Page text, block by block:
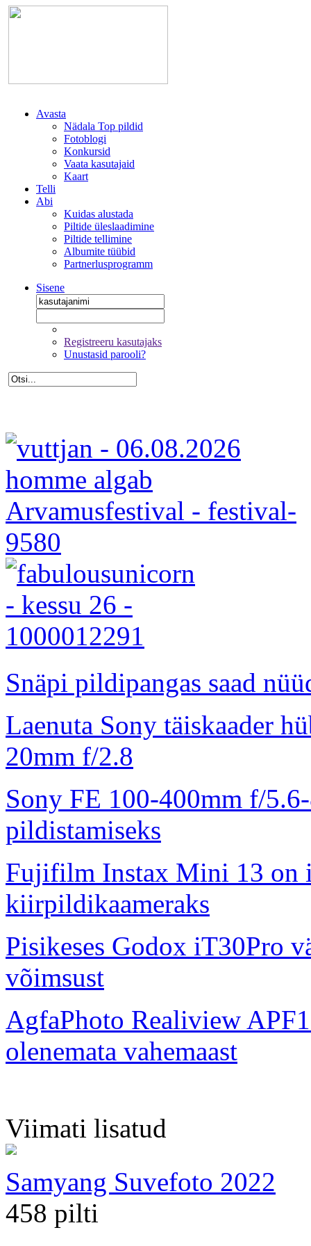
Avasta
Nädala Top pildid
Fotoblogi
Konkursid
Vaata kasutajaid
Kaart
Telli
Abi
Kuidas alustada
Piltide üleslaadimine
Piltide tellimine
Albumite tüübid
Partnerlusprogramm
Sisene
Registreeru kasutajaks
Unustasid parooli?
Snäpi pildipangas saad
Laenuta Sony täiskaader
20mm f/2.8
Sony FE 100-400mm f/
pildistamiseks
Fujifilm Instax Mini 13 on
kiirpildikaameraks
Pisikeses Godox iT30Pro
võimsust
AgfaPhoto Realiview
olenemata vahemaast
Viimati lisatud
Samyang Suvefoto 2022
458 pilti